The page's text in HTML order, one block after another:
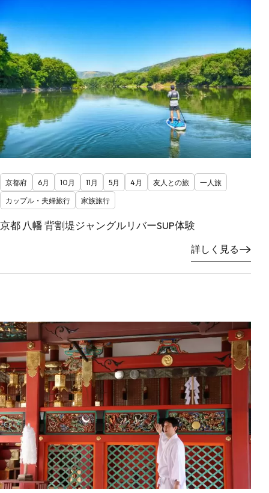
京都府 6月 10月 11月 5月 4月 友人との旅
一人旅
カップル・夫婦旅行
家族旅行
京都 八幡 背割堤ジャングルリバーSUP体験
詳しく見る